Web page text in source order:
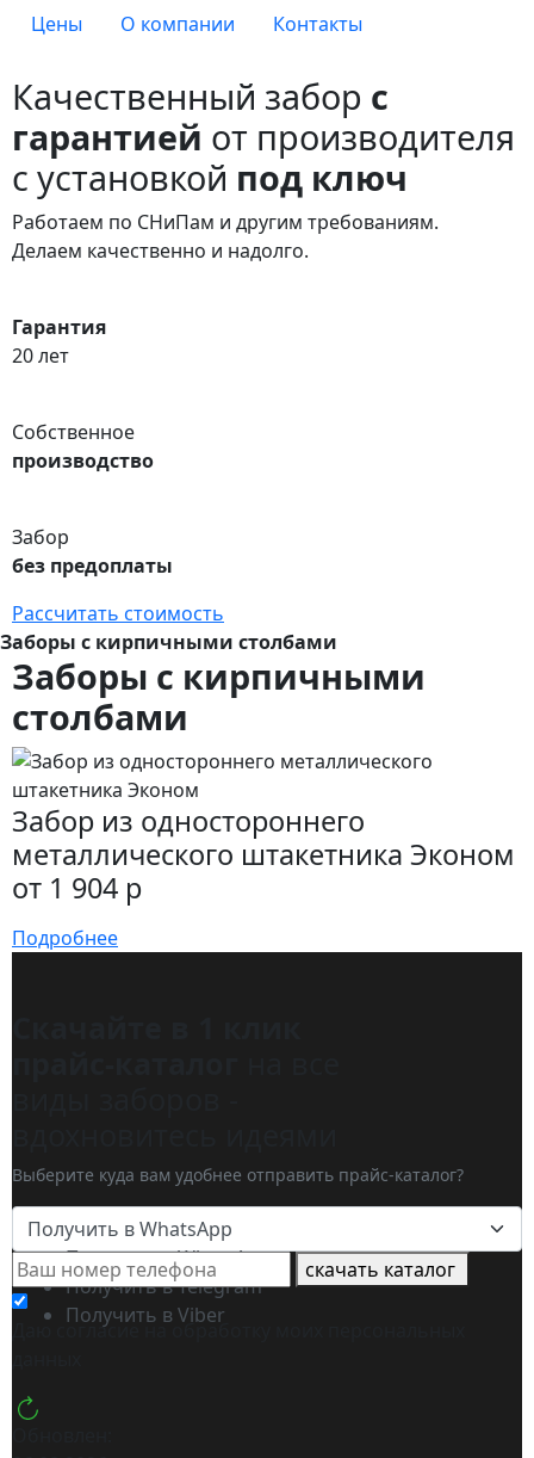
Цены
О компании Контакты
Качественный забор с
гарантией от производителя
с установкой под ключ
Работаем по СНиПам и другим требованиям.
Делаем качественно и надолго.
Гарантия
20 лет
Собственное
производство
Забор
без предоплаты
Рассчитать стоимость
Заборы с кирпичными столбами
Заборы с кирпичными
столбами
Забор из одностороннего
металлического штакетника Эконом
от 1 904 р
Подробнее
Выберите куда вам удобнее отправить прайс-каталог?
Получить в WhatsApp
Получить в WhatsApp
Получить в Telegram
Получить в Viber
скачать каталог
Даю согласие на обработку моих